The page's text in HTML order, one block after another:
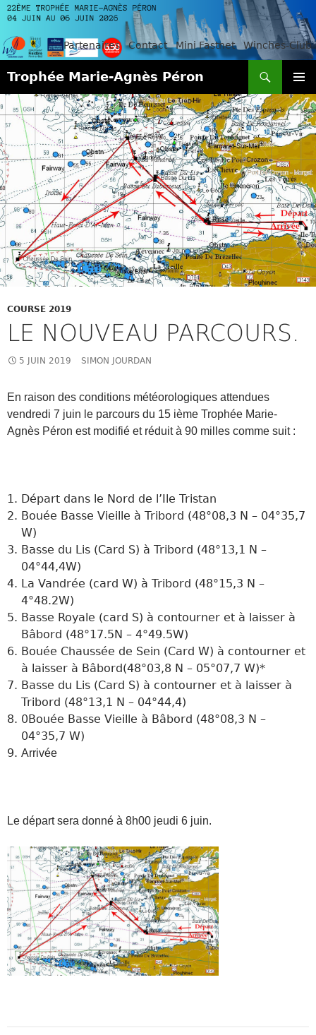
Partenaires Contact Mini Fastnet Winches-Club
Trophée Marie-Agnès Péron
MENU
AU
CONTENU
COURSE 2019
LE NOUVEAU PARCOURS.
5 JUIN 2019 SIMON JOURDAN
En raison des conditions météorologiques attendues
vendredi 7 juin le parcours du 15 ième Trophée Marie-
Agnès Péron est modifié et réduit à 90 milles comme suit :
Départ dans le Nord de l’Ile Tristan
Bouée Basse Vieille à Tribord (48°08,3 N – 04°35,7
W)
Basse du Lis (Card S) à Tribord (48°13,1 N –
04°44,4W)
La Vandrée (card W) à Tribord (48°15,3 N –
4°48.2W)
Basse Royale (card S) à contourner et à laisser à
Bâbord (48°17.5N – 4°49.5W)
Bouée Chaussée de Sein (Card W) à contourner et
à laisser à Bâbord(48°03,8 N – 05°07,7 W)*
Basse du Lis (Card S) à contourner et à laisser à
Tribord (48°13,1 N – 04°44,4)
0Bouée Basse Vieille à Bâbord (48°08,3 N –
04°35,7 W)
Arrivée
Le départ sera donné à 8h00 jeudi 6 juin.